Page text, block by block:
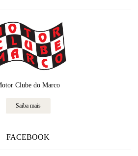
Clube do Marco
Saiba mais
FACEBOOK